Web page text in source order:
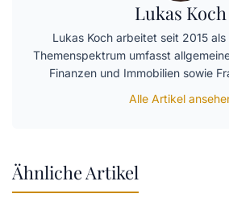
Lukas Koch
Lukas Koch arbeitet seit 2015
Themenspektrum umfasst
Finanzen und Immobilien sowie
Alle Artikel
Ähnliche Artikel